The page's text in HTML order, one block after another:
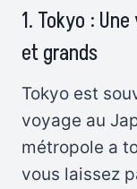
1. Tokyo :
et grands
Tokyo est
voyage au
métropole a
vous laissez